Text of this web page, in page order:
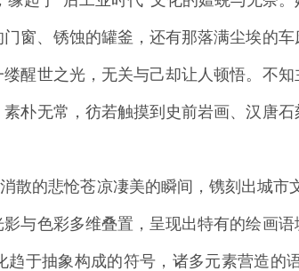
窗、锈蚀的罐釜，还有那落满尘埃的
醒世之光，无关与己却让人顿悟。不
朴无常，彷若触摸到史前岩画、汉唐
的悲怆苍凉凄美的瞬间，镌刻出城市
与色彩多维叠置，呈现出特有的绘画
于抽象构成的符号，诸多元素营造的